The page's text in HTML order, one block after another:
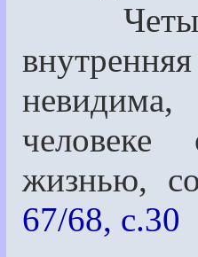
Четыре
человеке
жизнью,
67/68, с.30